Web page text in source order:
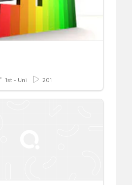
1st - Uni 201